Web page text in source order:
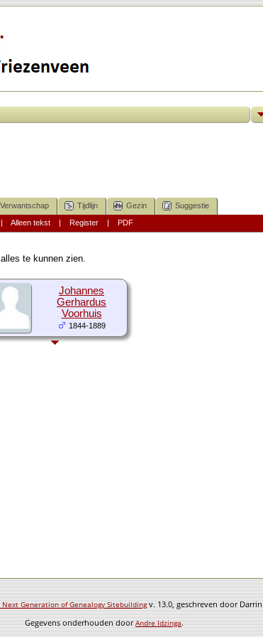
Verwantschap Tijdlijn Gezin Suggestie
Alleen tekst| Register| PDF
te kunnen zien.
Johannes
Gerhardus
Voorhuis
1844-1889
Next Generation of Genealogy Sitebuildingv. 13.0, geschreven door
Gegevens onderhouden doorAndre Idzinga.